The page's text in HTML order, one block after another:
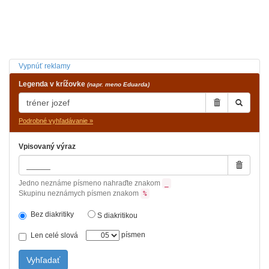
Vypnúť reklamy
Legenda v krížovke (napr. meno Eduarda)
Podrobné vyhľadávanie »
Vpisovaný výraz
Jedno neznáme písmeno nahraďte znakom
Skupinu neznámych písmen znakom %
Bez diakritiky S diakritikou
Len celé slová písmen
Vyhľadať